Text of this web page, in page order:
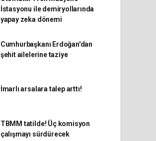
İstasyonu ile demiryollarında
yapay zeka dönemi
Cumhurbaşkanı Erdoğan'dan
şehit ailelerine taziye
İmarlı arsalara talep arttı!
TBMM tatilde! Üç komisyon
çalışmayı sürdürecek